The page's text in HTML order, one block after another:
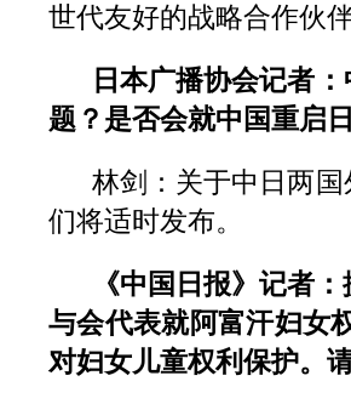
世代友好的战略合作伙
日本广播协会记者
题？是否会就中国重启
林剑：关于中日两
们将适时发布。
《中国日报》记者
与会代表就阿富汗妇女
对妇女儿童权利保护。